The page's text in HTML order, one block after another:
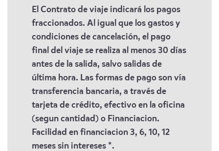
El Contrato de viaje indicará los pagos
fraccionados. Al igual que los gastos y
condiciones de cancelación, el pago
final del viaje se realiza al menos 30 días
antes de la salida, salvo salidas de
última hora. Las formas de pago son vía
transferencia bancaria, a través de
tarjeta de crédito, efectivo en la oficina
(segun cantidad) o Financiacion.
Facilidad en financiacion 3, 6, 10, 12
meses sin intereses *.